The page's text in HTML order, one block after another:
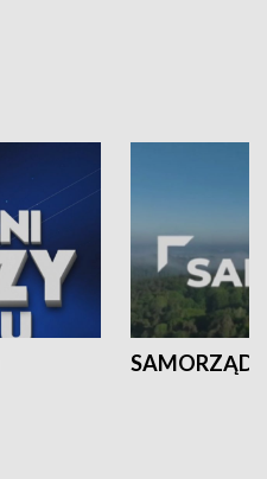
SAMORZĄD